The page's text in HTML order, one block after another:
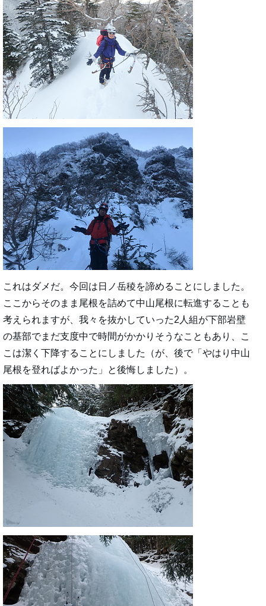
これはダメだ。今回は日ノ岳稜を諦めることにしました。
ここからそのまま尾根を詰めて中山尾根に転進することも
考えられますが、我々を抜かしていった2人組が下部岩壁
の基部でまだ支度中で時間がかかりそうなこともあり、こ
こは潔く下降することにしました（が、後で「やはり中山
尾根を登ればよかった」と後悔しました）。